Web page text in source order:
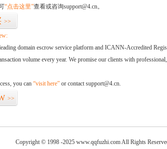
“点击这里”查看或咨询support@4.cn。
>>
domain escrow service platform and ICANN-Accredited
volume every year. We promise our clients with
you can “visit here” or contact support@4.cn.
>>
Copyright © 1998 -2025 www.qqfuzhi.com All Rights